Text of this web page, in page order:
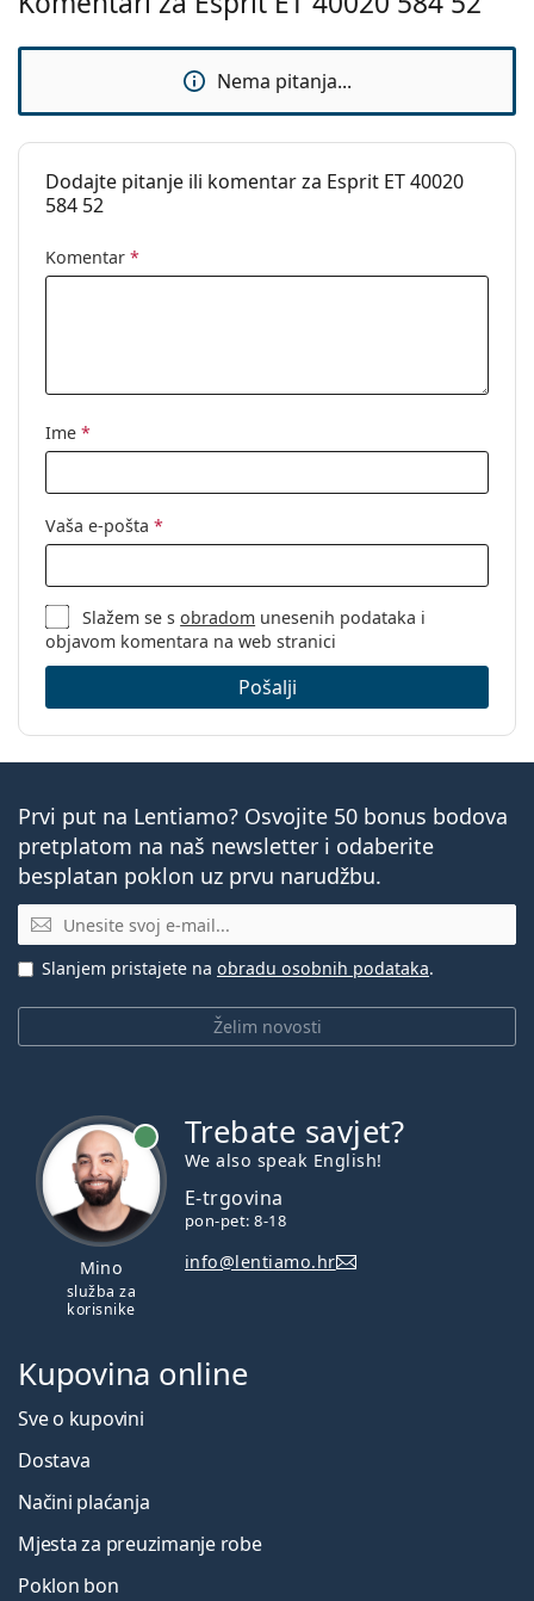
Upotreba:
Moda
Nema pitanja...
Dodajte pitanje ili komentar za Esprit ET 40020
584 52
Komentar *
Ime *
Vaša e-pošta *
Slažem se sobradom unesenih podataka i
objavom komentara na web stranici
Pošalji
Prvi put na Lentiamo? Osvojite 50 bonus bodova
pretplatom na naš newsletter i odaberite
besplatan poklon uz prvu narudžbu.
E-mail
Želim novosti
Slanjem pristajete na obradu osobnih podataka.
Mino
služba za
korisnike
Trebate savjet?
We also speak English!
E-trgovina
pon-pet: 8-18
info@lentiamo.hr
Kupovina online
Sve o kupovini
Dostava
Načini plaćanja
Mjesta za preuzimanje robe
Poklon bon